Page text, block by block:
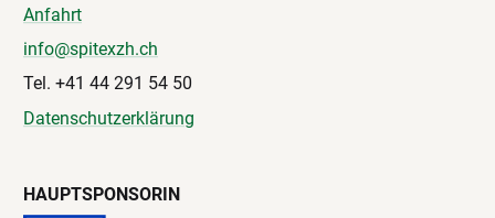
Anfahrt
info@spitexzh.ch
Tel. +41 44 291 54 50
Datenschutzerklärung
HAUPTSPONSORIN